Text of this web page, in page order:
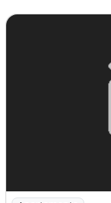
- Rua
Número de
Número de
Quantidade de
Valor
Portaria 24
Imagem: